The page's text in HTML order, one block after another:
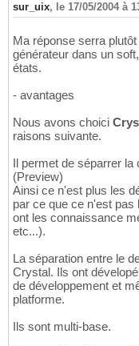
sur_uix, le 17/05/2004 à
Ma réponse serra
générateur dans un
états.
- avantages
Nous avons choici
raisons suivante.
Il permet de séparrer la
(Preview)
Ainsi ce n'est plus les
par ce que ce n'est
ont les connaissance
etc...).
La séparation entre le
Crystal. Ils ont
de développement et
platforme.
Ils sont multi-base.